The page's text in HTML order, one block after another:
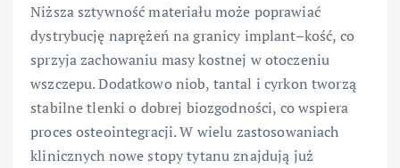
Niższa sztywność materiału może poprawiać
dystrybucję naprężeń na granicy implant–kość, co
sprzyja zachowaniu masy kostnej w otoczeniu
wszczepu. Dodatkowo niob, tantal i cyrkon tworzą
stabilne tlenki o dobrej biozgodności, co wspiera
proces osteointegracji. W wielu zastosowaniach
klinicznych nowe stopy tytanu znajdują już